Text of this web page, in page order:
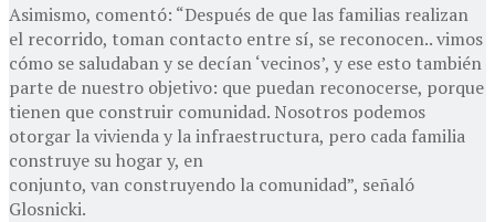
Asimismo, comentó: “Después de que las familias realizan
el recorrido, toman contacto entre sí, se reconocen.. vimos
cómo se saludaban y se decían ‘vecinos’, y ese esto también
parte de nuestro objetivo: que puedan reconocerse, porque
tienen que construir comunidad. Nosotros podemos
otorgar la vivienda y la infraestructura, pero cada familia
construye su hogar y, en
conjunto, van construyendo la comunidad”, señaló
Glosnicki.